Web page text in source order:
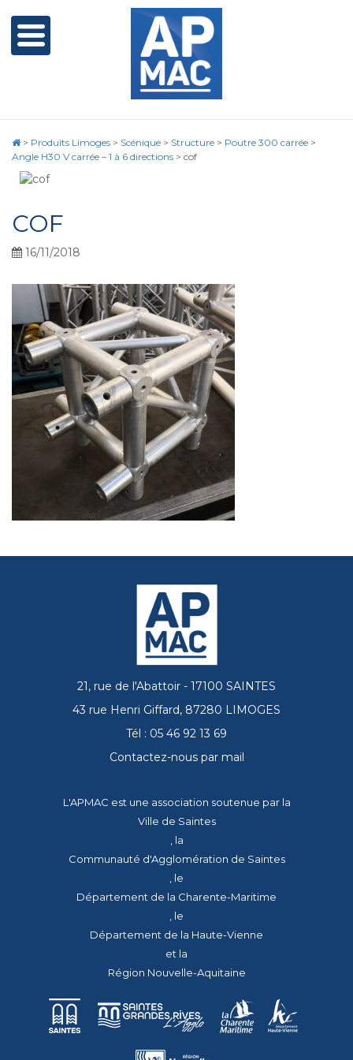
> Produits Limoges > Scénique > Structure > Poutre 300 carrée >
Angle H30 V carrée – 1 à 6 directions > cof
COF
16/11/2018
21, rue de l'Abattoir - 17100 SAINTES
43 rue Henri Giffard, 87280 LIMOGES
Tél : 05 46 92 13 69
Contactez-nous par mail
L'APMAC est une association soutenue par la
Ville de Saintes
, la
Communauté d'Agglomération de Saintes
, le
Département de la Charente-Maritime
, le
Département de la Haute-Vienne
et la
Région Nouvelle-Aquitaine